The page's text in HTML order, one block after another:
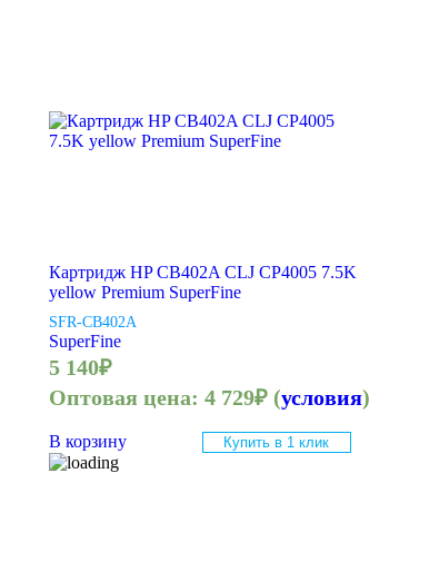
Картридж HP CB402A CLJ CP4005 7.5K
yellow Premium SuperFine
SFR-CB402A
SuperFine
5 140₽
Оптовая цена: 4 729₽(условия)
В корзину Купить в 1 клик